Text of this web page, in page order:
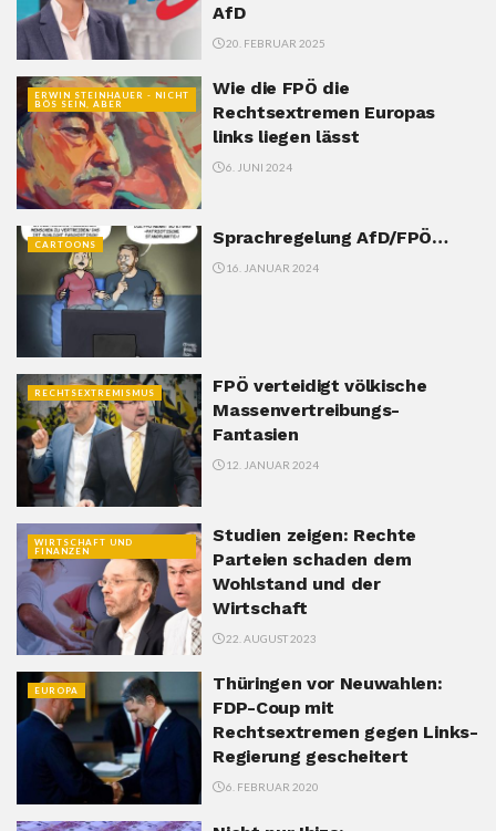
AfD
20. FEBRUAR 2025
ERWIN STEINHAUER - NICHT
BÖS SEIN, ABER
Wie die FPÖ die
Rechtsextremen Europas
links liegen lässt
6. JUNI 2024
CARTOONS Sprachregelung AfD/FPÖ…
16. JANUAR 2024
RECHTSEXTREMISMUS
FPÖ verteidigt völkische
Massenvertreibungs-
Fantasien
12. JANUAR 2024
WIRTSCHAFT UND
FINANZEN
Studien zeigen: Rechte
Parteien schaden dem
Wohlstand und der
Wirtschaft
22. AUGUST 2023
EUROPA
Thüringen vor Neuwahlen:
FDP-Coup mit
Rechtsextremen gegen Links-
Regierung gescheitert
6. FEBRUAR 2020